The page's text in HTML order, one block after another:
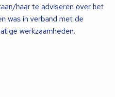
haar te adviseren over het
was in verband met de
werkzaamheden.